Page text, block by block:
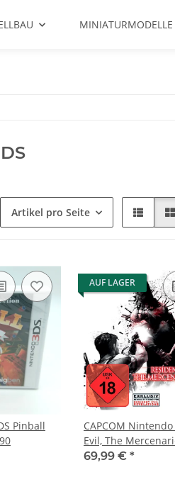
MINIATURMODELLE
Artikel pro Seite
Pinball
AUF LAGER
CAPCOM
Evil, The
2220940T
69,99 € *